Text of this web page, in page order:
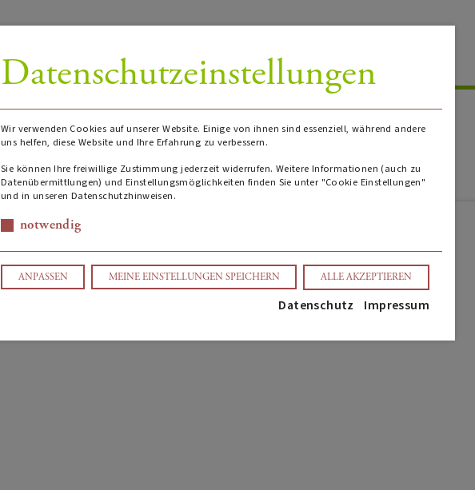
Details
Datenschutzeinstellungen
Wir verwenden Cookies auf unserer Website. Einige von ihnen sind essenziell, während andere
uns helfen, diese Website und Ihre Erfahrung zu verbessern.
Sie können Ihre freiwillige Zustimmung jederzeit widerrufen. Weitere Informationen (auch zu
Datenübermittlungen) und Einstellungsmöglichkeiten finden Sie unter "Cookie Einstellungen"
und in unseren Datenschutzhinweisen.
notwendig
ANPASSEN MEINE EINSTELLUNGEN SPEICHERN ALLE AKZEPTIEREN
Datenschutz Impressum